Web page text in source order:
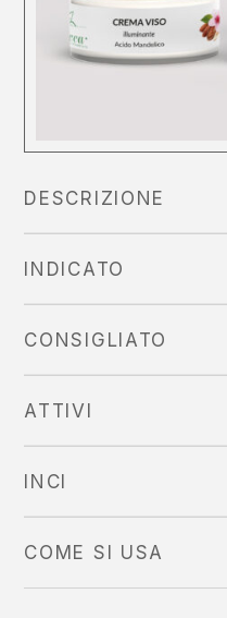
DESCRIZIONE
INDICATO
CONSIGLIATO
ATTIVI
INCI
COME SI USA